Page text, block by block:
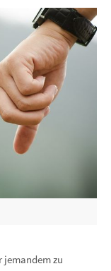
jemandem zu